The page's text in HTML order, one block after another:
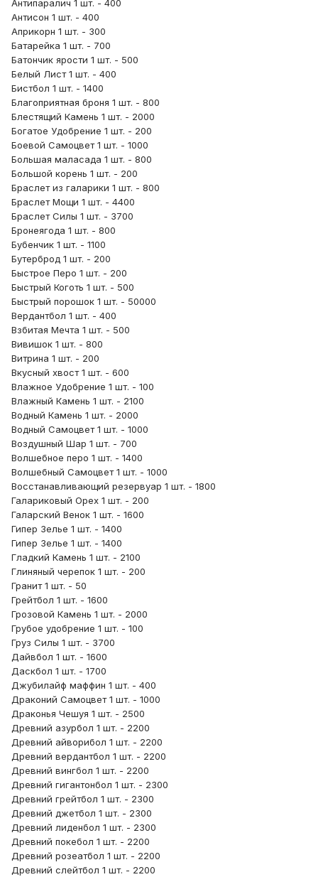
Антипаралич 1 шт. - 400
Антисон 1 шт. - 400
Априкорн 1 шт. - 300
Батарейка 1 шт. - 700
Батончик ярости 1 шт. - 500
Белый Лист 1 шт. - 400
Бистбол 1 шт. - 1400
Благоприятная броня 1 шт. - 800
Блестящий Камень 1 шт. - 2000
Богатое Удобрение 1 шт. - 200
Боевой Самоцвет 1 шт. - 1000
Большая маласада 1 шт. - 800
Большой корень 1 шт. - 200
Браслет из галарики 1 шт. - 800
Браслет Мощи 1 шт. - 4400
Браслет Силы 1 шт. - 3700
Бронеягода 1 шт. - 800
Бубенчик 1 шт. - 1100
Бутерброд 1 шт. - 200
Быстрое Перо 1 шт. - 200
Быстрый Коготь 1 шт. - 500
Быстрый порошок 1 шт. - 50000
Вердантбол 1 шт. - 400
Взбитая Мечта 1 шт. - 500
Вивишок 1 шт. - 800
Витрина 1 шт. - 200
Вкусный хвост 1 шт. - 600
Влажное Удобрение 1 шт. - 100
Влажный Камень 1 шт. - 2100
Водный Камень 1 шт. - 2000
Водный Самоцвет 1 шт. - 1000
Воздушный Шар 1 шт. - 700
Волшебное перо 1 шт. - 1400
Волшебный Самоцвет 1 шт. - 1000
Восстанавливающий резервуар 1 шт. - 1800
Галариковый Орех 1 шт. - 200
Галарский Венок 1 шт. - 1600
Гипер Зелье 1 шт. - 1400
Гипер Зелье 1 шт. - 1400
Гладкий Камень 1 шт. - 2100
Глиняный черепок 1 шт. - 200
Гранит 1 шт. - 50
Грейтбол 1 шт. - 1600
Грозовой Камень 1 шт. - 2000
Грубое удобрение 1 шт. - 100
Груз Силы 1 шт. - 3700
Дайвбол 1 шт. - 1600
Даскбол 1 шт. - 1700
Джубилайф маффин 1 шт. - 400
Драконий Самоцвет 1 шт. - 1000
Драконья Чешуя 1 шт. - 2500
Древний азурбол 1 шт. - 2200
Древний айворибол 1 шт. - 2200
Древний вердантбол 1 шт. - 2200
Древний вингбол 1 шт. - 2200
Древний гигантонбол 1 шт. - 2300
Древний грейтбол 1 шт. - 2300
Древний джетбол 1 шт. - 2300
Древний лиденбол 1 шт. - 2300
Древний покебол 1 шт. - 2200
Древний розеатбол 1 шт. - 2200
Древний слейтбол 1 шт. - 2200